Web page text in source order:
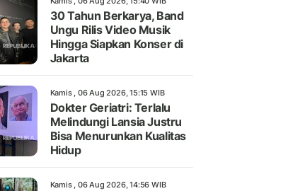
30 Tahun Berkarya, Band
Ungu Rilis Video Musik
Hingga Siapkan Konser di
Jakarta
Kamis , 06 Aug 2026, 15:15 WIB
Dokter Geriatri: Terlalu
Melindungi Lansia Justru
Bisa Menurunkan Kualitas
Hidup
Kamis , 06 Aug 2026, 14:56 WIB